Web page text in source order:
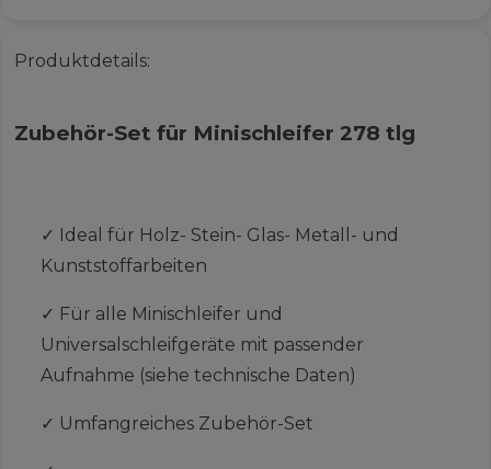
Produktdetails:
Zubehör-Set für Minischleifer 278 tlg
✓
Ideal für Holz- Stein- Glas- Metall- und
Kunststoffarbeiten
✓ Für alle Minischleifer und
Universalschleifgeräte mit passender
Aufnahme (siehe technische Daten)
✓ Umfangreiches Zubehör-Set